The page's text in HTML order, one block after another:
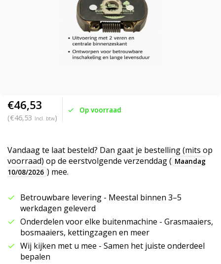
€46,53
(€46,53 Incl. btw)
Op voorraad
Vandaag te laat besteld? Dan gaat je bestelling (mits op
voorraad) op de eerstvolgende verzenddag ( Maandag
10/08/2026 ) mee.
Betrouwbare levering - Meestal binnen 3–5
werkdagen geleverd
Onderdelen voor elke buitenmachine - Grasmaaiers,
bosmaaiers, kettingzagen en meer
Wij kijken met u mee - Samen het juiste onderdeel
bepalen